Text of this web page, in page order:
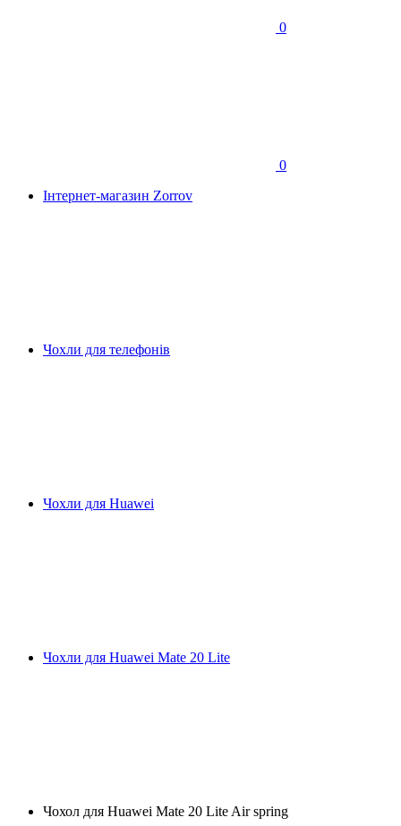
0
0
Інтернет-магазин Zorrov
Чохли для телефонів
Чохли для Huawei
Чохли для Huawei Mate 20 Lite
Чохол для Huawei Mate 20 Lite Air spring